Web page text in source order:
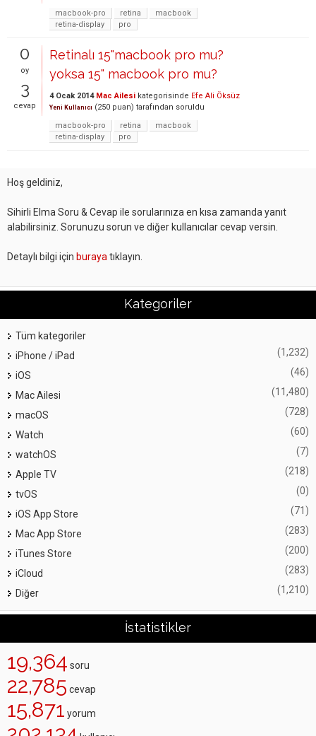
macbook-pro
retina
macbook
retina-display
pro
0
oy
3
cevap
Retinalı 15"macbook pro mu?
yoksa 15" macbook pro mu?
4 Ocak 2014 Mac Ailesi kategorisinde Efe Ali Öksüz
Yeni Kullanıcı (250 puan) tarafından soruldu
macbook-pro
retina
macbook
retina-display
pro
Hoş geldiniz,
Sihirli Elma Soru & Cevap ile sorularınıza en kısa zamanda yanıt
alabilirsiniz. Sorunuzu sorun ve diğer kullanıcılar cevap versin.
Detaylı bilgi için buraya tıklayın.
Kategoriler
Tüm kategoriler
iPhone / iPad
(1,232)
iOS (46)
Mac Ailesi (11,480)
macOS (728)
Watch (60)
watchOS (7)
Apple TV (218)
tvOS (0)
iOS App Store (71)
Mac App Store (283)
iTunes Store (200)
iCloud (283)
Diğer (1,210)
İstatistikler
19,364 soru
22,785 cevap
15,871 yorum